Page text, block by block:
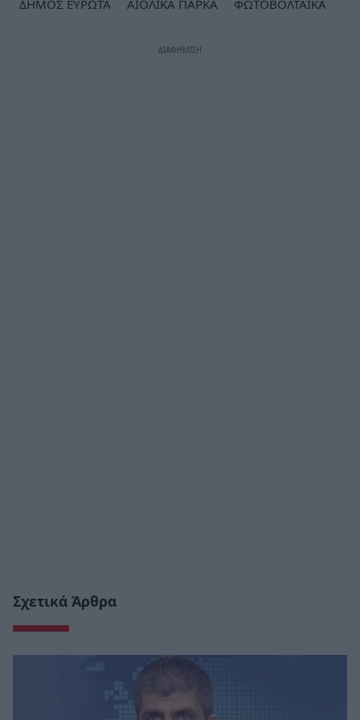
ΔΗΜΟΣ ΕΥΡΩΤΑ
ΑΙΟΛΙΚΑ ΠΑΡΚΑ ΦΩΤΟΒΟΛΤΑΪΚΑ
Σχετικά Άρθρα